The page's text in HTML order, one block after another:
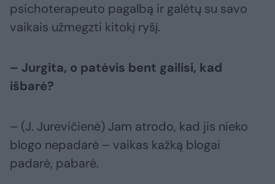
psichoterapeuto pagalbą ir galėtų su savo
vaikais užmegzti kitokį ryšį.
– Jurgita, o patėvis bent gailisi, kad
išbarė?
– (J. Jurevičienė) Jam atrodo, kad jis nieko
blogo nepadarė – vaikas kažką blogai
padarė, pabarė.